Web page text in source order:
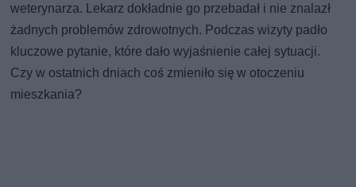
weterynarza. Lekarz dokładnie go przebadał i nie znalazł
żadnych problemów zdrowotnych. Podczas wizyty padło
kluczowe pytanie, które dało wyjaśnienie całej sytuacji.
Czy w ostatnich dniach coś zmieniło się w otoczeniu
mieszkania?